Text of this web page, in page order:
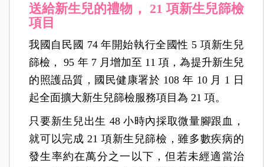
送給新生兒的禮物， 21 項新生兒篩檢
項目
我國自民國 74 年開始執行全國性 5 項新生兒
篩檢， 95 年 7 月增加至 11 項，為提升新生兒
的照護品質，國民健康署於 108 年 10 月 1 日
起全面擴大新生兒篩檢服務項目為 21 項。
只要新生兒出生 48 小時內採取微量腳跟血，
就可以完成 21 項新生兒篩檢，雖多數疾病的
發生率約在萬分之一以下，但若未經適當治